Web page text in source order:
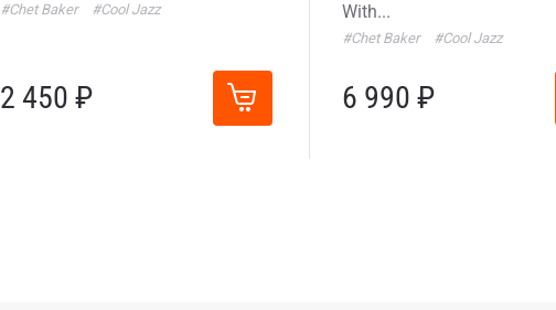
#Chet Baker #Cool Jazz
2 450 ₽
With...
#Chet Baker #Cool Jazz
6 990 ₽